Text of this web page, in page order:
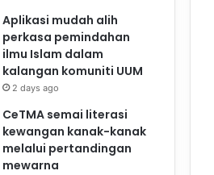
Aplikasi mudah alih
perkasa pemindahan
ilmu Islam dalam
kalangan komuniti UUM
2 days ago
CeTMA semai literasi
kewangan kanak-kanak
melalui pertandingan
mewarna